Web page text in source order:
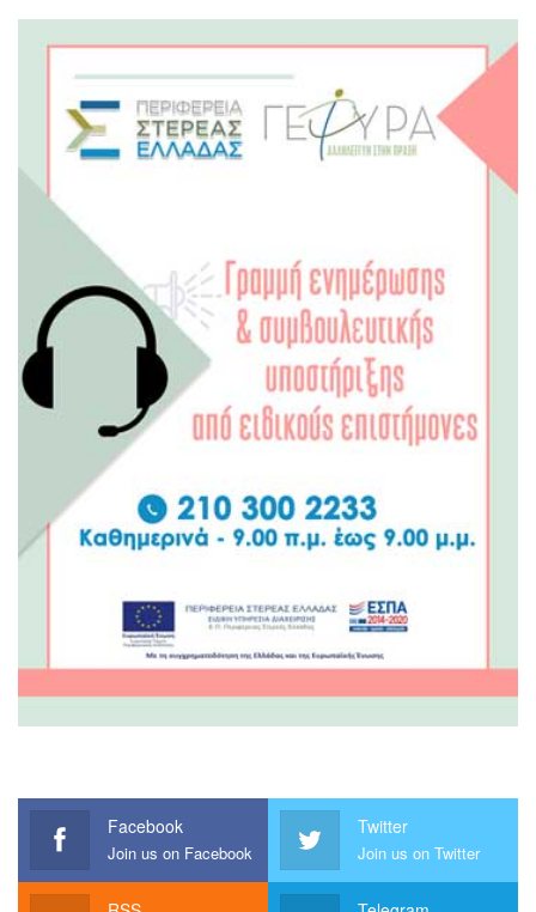
Facebook
Join us on Facebook
Twitter
Join us on Twitter